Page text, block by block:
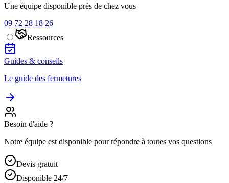
Une équipe disponible près de chez vous
09 72 28 18 26
Ressources
Guides & conseils
Le guide des fermetures
Besoin d'aide ?
Notre équipe est disponible pour répondre à toutes vos questions
Devis gratuit
Disponible 24/7